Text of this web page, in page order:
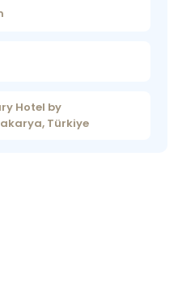
Hotel by
Türkiye